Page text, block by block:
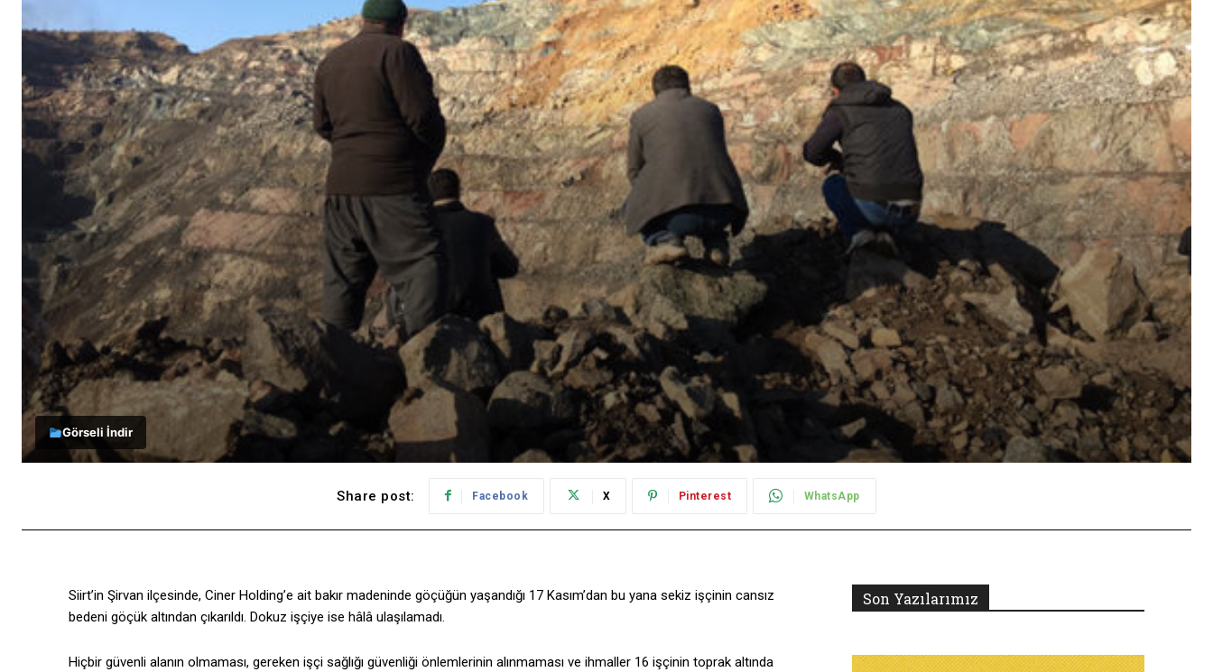
Görseli İndir
Share post: Facebook X Pinterest WhatsApp
Siirt’in Şirvan ilçesinde, Ciner Holding’e ait bakır madeninde göçüğün yaşandığı 17 Kasım’dan bu yana sekiz işçinin cansız
bedeni göçük altından çıkarıldı. Dokuz işçiye ise hâlâ ulaşılamadı.
Hiçbir güvenli alanın olmaması, gereken işçi sağlığı güvenliği önlemlerinin alınmaması ve ihmaller 16 işçinin toprak altında
Son Yazılarımız